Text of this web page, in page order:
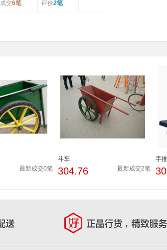
成交6笔 评价2笔
最新成交0笔
斗车
304.76 最新成交2笔
手